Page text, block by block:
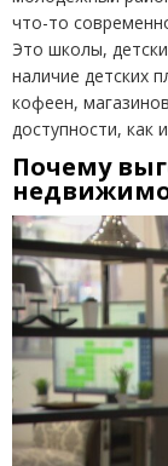
что-то
Это школы,
наличие детских
кофеен,
доступности, как
Почему